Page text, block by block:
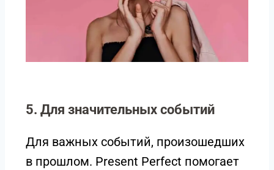
5. Для значительных событий
Для важных событий, произошедших
в прошлом. Present Perfect помогает